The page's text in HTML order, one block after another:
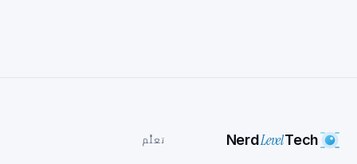
NerdLevelTech تعلَّم